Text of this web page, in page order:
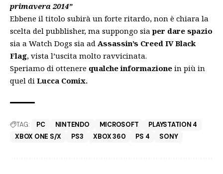
primavera 2014”
Ebbene il titolo subirà un forte ritardo, non è chiara la
scelta del pubblisher, ma suppongo siaper dare spazio
sia a Watch Dogs sia ad Assassin’s Creed IV Black
Flag, vista l’uscita molto ravvicinata.
Speriamo di ottenere qualche informazione in più in
quel di Lucca Comix.
TAG: PC NINTENDO MICROSOFT
PLAYSTATION 4
XBOX ONE S/X
PS3 XBOX 360 PS 4 SONY